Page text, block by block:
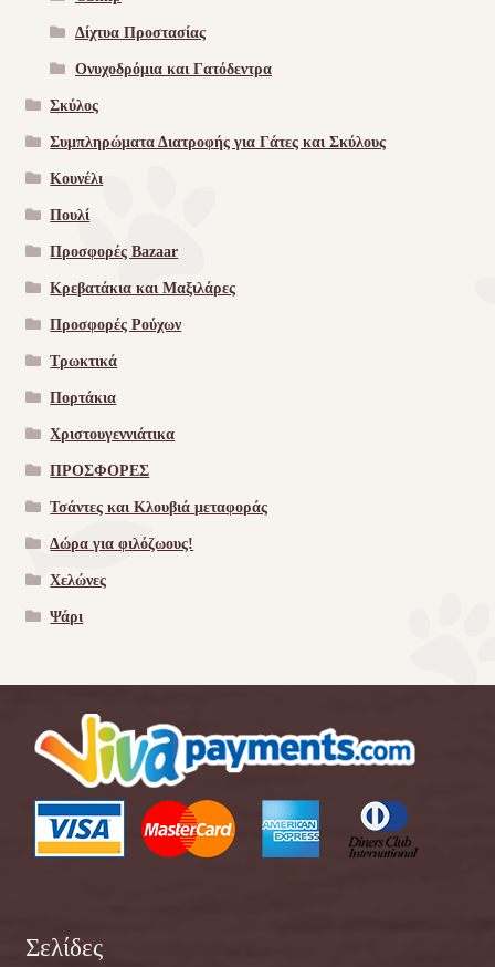
Δίχτυα Προστασίας
Ονυχοδρόμια και Γατόδεντρα
Σκύλος
Συμπληρώματα Διατροφής για Γάτες και Σκύλους
Κουνέλι
Πουλί
Προσφορές Bazaar
Κρεβατάκια και Μαξιλάρες
Προσφορές Ρούχων
Τρωκτικά
Πορτάκια
Χριστουγεννιάτικα
ΠΡΟΣΦΟΡΕΣ
Τσάντες και Κλουβιά μεταφοράς
Δώρα για φιλόζωους!
Χελώνες
Ψάρι
Σελίδες